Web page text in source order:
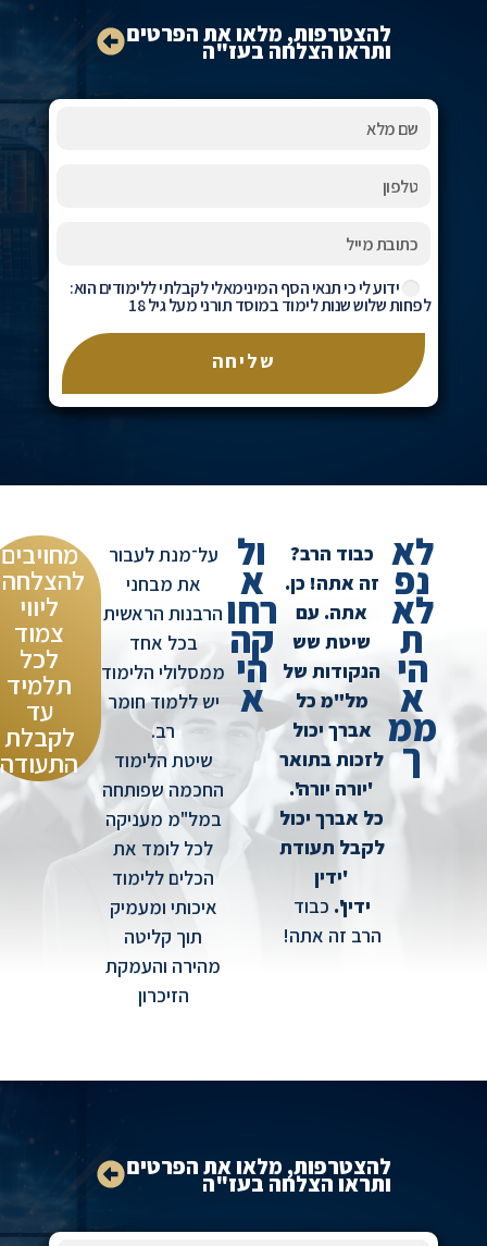
להצטרפות, מלאו את הפרטים
ותראו הצלחה בעז"ה
ידוע לי כי תנאי הסף המינימאלי לקבלתי ללימודים הוא:
לפחות שלוש שנות לימוד במוסד תורני מעל גיל 18
שליחה
לא
נפ
לא
ת
הי
א
ממ
ך
כבוד הרב?
זה אתה! כן.
אתה. עם
שיטת שש
הנקודות של
מל"מ כל
אברך יכול
לזכות בתואר
'יורה יורה'.
כל אברך יכול
לקבל תעודת
'ידין
ידין'. כבוד
הרב זה אתה!
ול
א
רחו
קה
הי
א
על־מנת לעבור
את מבחני
הרבנות הראשית
בכל אחד
ממסלולי הלימוד
יש ללמוד חומר
רב.
שיטת הלימוד
החכמה שפותחה
במל"מ מעניקה
לכל לומד את
הכלים ללימוד
איכותי ומעמיק
תוך קליטה
מהירה והעמקת
הזיכרון
מחויבים
ליווי
צמוד
לכל
תלמיד
עד
לקבלת
התעודה
להצטרפות, מלאו את הפרטים
ותראו הצלחה בעז"ה